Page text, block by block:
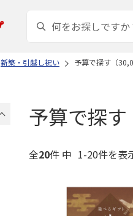
新築・引越し祝い 予算で探す（
予算で探す
全20件 中 1-20件を表